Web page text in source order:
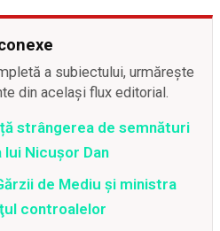
a subiectului, urmărește
din același flux editorial.
strângerea de semnături
Nicușor Dan
de Mediu şi ministra
controalelor